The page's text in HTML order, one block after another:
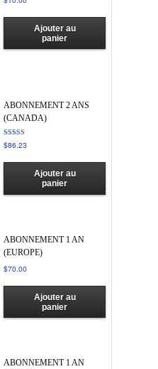
Ajouter au
panier
ABONNEMENT 2 ANS
(CANADA)
Note
3.00
$86.23
Ajouter au
panier
ABONNEMENT 1 AN
(EUROPE)
$70.00
Ajouter au
panier
ABONNEMENT 1 AN